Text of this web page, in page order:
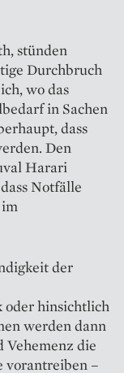
stünden
Durchbruch
wo das
in Sachen
dass
Den
Harari
Notfälle
im
der
oder hinsichtlich
werden dann
die
vorantreiben –